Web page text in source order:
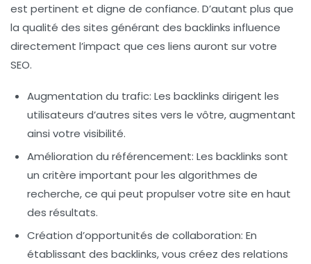
est pertinent et digne de confiance. D’autant plus que
la qualité des sites générant des backlinks influence
directement l’impact que ces liens auront sur votre
SEO.
Augmentation du trafic: Les backlinks dirigent les
utilisateurs d’autres sites vers le vôtre, augmentant
ainsi votre visibilité.
Amélioration du référencement: Les backlinks sont
un critère important pour les algorithmes de
recherche, ce qui peut propulser votre site en haut
des résultats.
Création d’opportunités de collaboration: En
établissant des backlinks, vous créez des relations